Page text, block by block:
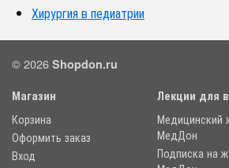
Хирургия в педиатрии
© 2026 Shopdon.ru
Магазин
Корзина
Оформить заказ
Вход
Лекции для
Медицинский
МедДон
Подписка на